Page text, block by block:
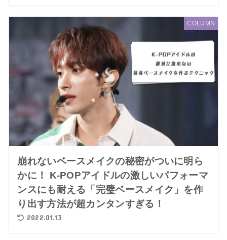
COLUMN
崩れないベースメイクの秘密がついに明ら
かに！ K-POPアイドルの激しいパフォーマ
ンスにも耐える「完璧ベースメイク」を作
り出す方法が超カンタンすぎる！
2022.01.13